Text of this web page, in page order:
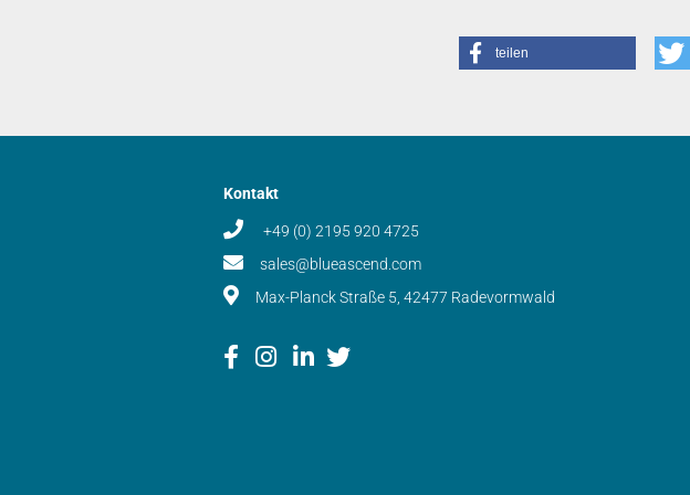
teilen
Kontakt
+49 (0) 2195 920 4725
sales@blueascend.com
Max-Planck Straße 5, 42477 Radevormwald